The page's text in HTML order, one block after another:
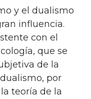
influencia.
con el
que se
de la
por
teoría de la